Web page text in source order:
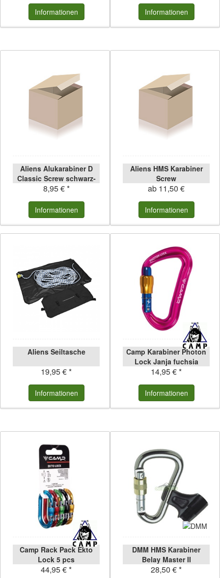
Informationen Informationen
Aliens Alukarabiner D
Classic Screw schwarz-
poliert schwarz-poliert
8,95 € *
Informationen
Aliens HMS Karabiner
Screw
ab 11,50 €
Informationen
Aliens Seiltasche
19,95 € *
Informationen
Camp Karabiner Photon
Lock Janja fuchsia
fuchsia
14,95 € *
Informationen
Camp Rack Pack Ekto
Lock 5 pcs
44,95 € *
DMM HMS Karabiner
Belay Master II
28,50 € *